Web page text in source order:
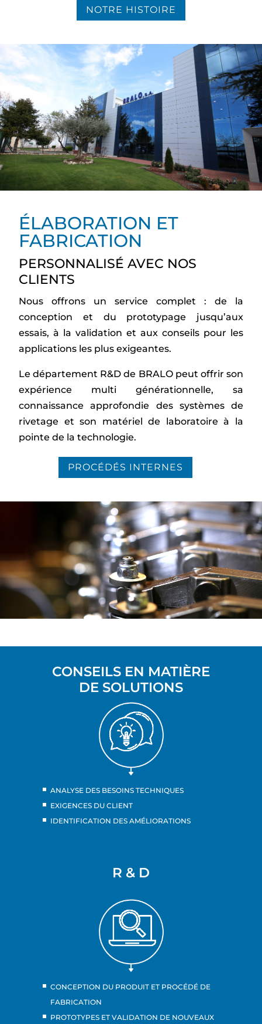
NOTRE HISTOIRE
ÉLABORATION ET
FABRICATION
PERSONNALISÉ AVEC NOS
CLIENTS
Nous offrons un service complet : de la
conception et du prototypage jusqu’aux
essais, à la validation et aux conseils pour les
applications les plus exigeantes.
Le département R&D de BRALO peut offrir son
expérience multi générationnelle, sa
connaissance approfondie des systèmes de
rivetage et son matériel de laboratoire à la
pointe de la technologie.
PROCÉDÉS INTERNES
CONSEILS EN MATIÈRE
DE SOLUTIONS
ANALYSE DES BESOINS TECHNIQUES
EXIGENCES DU CLIENT
IDENTIFICATION DES AMÉLIORATIONS
R & D
CONCEPTION DU PRODUIT ET PROCÉDÉ DE
FABRICATION
PROTOTYPES ET VALIDATION DE NOUVEAUX